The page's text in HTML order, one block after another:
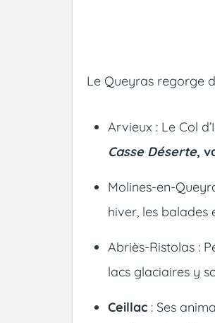
Le Queyras regorge
Arvieux : Le Col
Casse Déserte,
Molines-en-
hiver, les balades
Abriès-Ristolas :
lacs glaciaires y
Ceillac : Ses